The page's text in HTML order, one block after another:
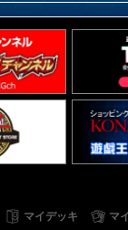
マイデッキ マ